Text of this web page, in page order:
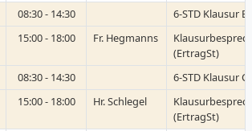
08:30 - 14:30
6-STD Klausur
15:00 - 18:00
Fr. Hegmanns
(ErtragSt)
08:30 - 14:30
6-STD Klausur
15:00 - 18:00
Hr. Schlegel
(ErtragSt)